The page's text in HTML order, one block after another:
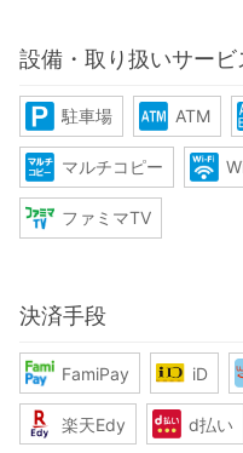
設備・取り扱いサービ
駐車場 ATM
マルチコピー
ファミマTV
決済手段
FamiPay iD
楽天Edy d払い